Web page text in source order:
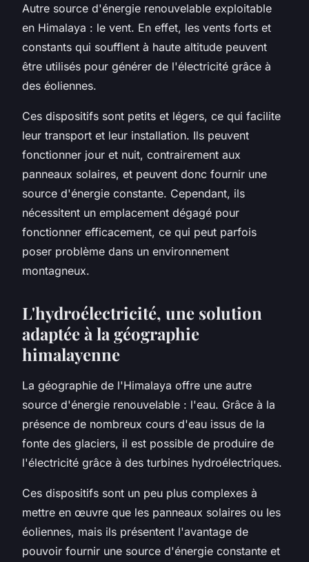
Autre source d'énergie renouvelable exploitable
en Himalaya : le vent. En effet, les vents forts et
constants qui soufflent à haute altitude peuvent
être utilisés pour générer de l'électricité grâce à
des éoliennes.
Ces dispositifs sont petits et légers, ce qui facilite
leur transport et leur installation. Ils peuvent
fonctionner jour et nuit, contrairement aux
panneaux solaires, et peuvent donc fournir une
source d'énergie constante. Cependant, ils
nécessitent un emplacement dégagé pour
fonctionner efficacement, ce qui peut parfois
poser problème dans un environnement
montagneux.
L'hydroélectricité, une solution
adaptée à la géographie
himalayenne
La géographie de l'Himalaya offre une autre
source d'énergie renouvelable : l'eau. Grâce à la
présence de nombreux cours d'eau issus de la
fonte des glaciers, il est possible de produire de
l'électricité grâce à des turbines hydroélectriques.
Ces dispositifs sont un peu plus complexes à
mettre en œuvre que les panneaux solaires ou les
éoliennes, mais ils présentent l'avantage de
pouvoir fournir une source d'énergie constante et